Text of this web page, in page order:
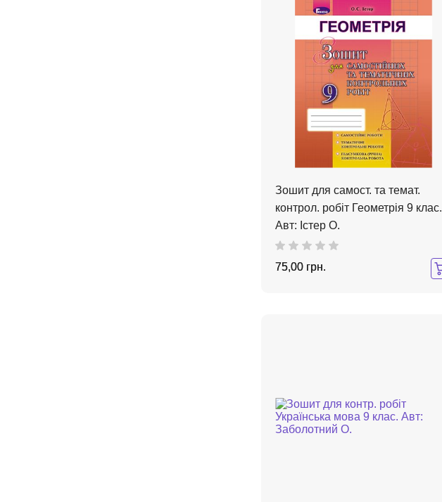
Зошит для самост. та темат.
контрол. робіт Геометрія 9 клас.
Авт: Істер О.
75,00 грн.